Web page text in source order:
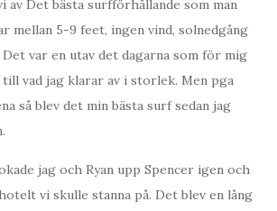
av Det bästa surfförhållande som man
mellan 5-9 feet, ingen vind, solnedgång
var en utav det dagarna som för mig
vad jag klarar av i storlek. Men pga
så blev det min bästa surf sedan jag
jag och Ryan upp Spencer igen och
vi skulle stanna på. Det blev en lång